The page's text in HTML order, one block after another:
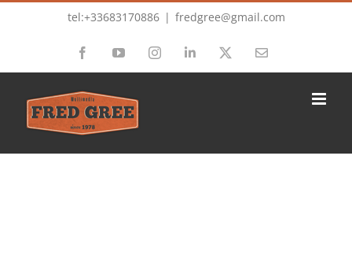
tel:+33683170886 | fredgree@gmail.com
FacebookYouTubeInstagramLinkedIn Email